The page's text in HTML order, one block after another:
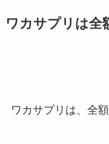
ワカサプリは全
ワカサプリは、全